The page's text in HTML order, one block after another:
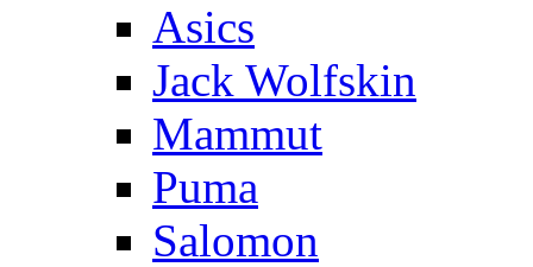
Asics
Jack Wolfskin
Mammut
Puma
Salomon